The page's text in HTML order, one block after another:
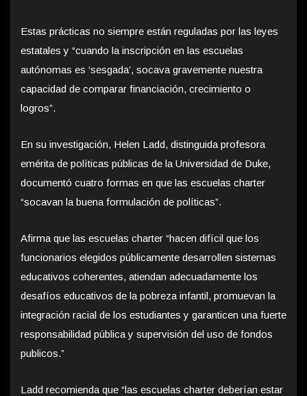
Estas prácticas no siempre están reguladas por las leyes
estatales y “cuando la inscripción en las escuelas
autónomas es ‘sesgada’, socava gravemente nuestra
capacidad de comparar financiación, crecimiento o
logros”.
En su investigación, Helen Ladd, distinguida profesora
emérita de políticas públicas de la Universidad de Duke,
documentó cuatro formas en que las escuelas charter
“socavan la buena formulación de políticas”.
Afirma que las escuelas charter “hacen difícil que los
funcionarios elegidos públicamente desarrollen sistemas
educativos coherentes, atiendan adecuadamente los
desafíos educativos de la pobreza infantil, promuevan la
integración racial de los estudiantes y garanticen una fuerte
responsabilidad pública y supervisión del uso de fondos
publicos.”
Ladd recomienda que “las escuelas charter deberían estar